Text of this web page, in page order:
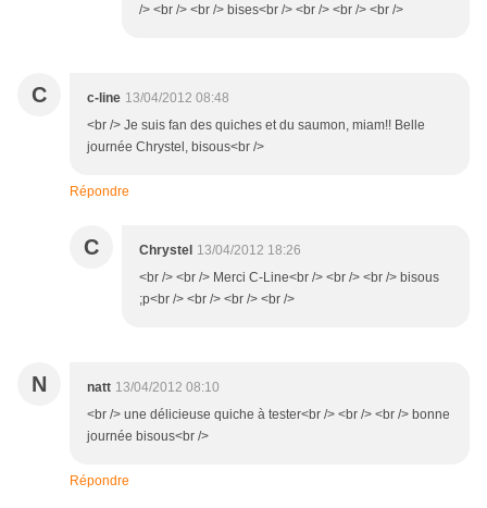
/> <br /> <br /> bises<br /> <br /> <br /> <br />
C c-line 13/04/2012 08:48
<br /> Je suis fan des quiches et du saumon, miam!! Belle
journée Chrystel, bisous<br />
Répondre
C Chrystel 13/04/2012 18:26
<br /> <br /> Merci C-Line<br /> <br /> <br /> bisous
;p<br /> <br /> <br /> <br />
N natt 13/04/2012 08:10
<br /> une délicieuse quiche à tester<br /> <br /> <br /> bonne
journée bisous<br />
Répondre